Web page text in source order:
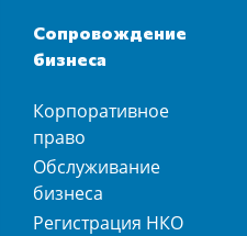
Сопровождение
бизнеса
Корпоративное
право
Обслуживание
бизнеса
Регистрация НКО